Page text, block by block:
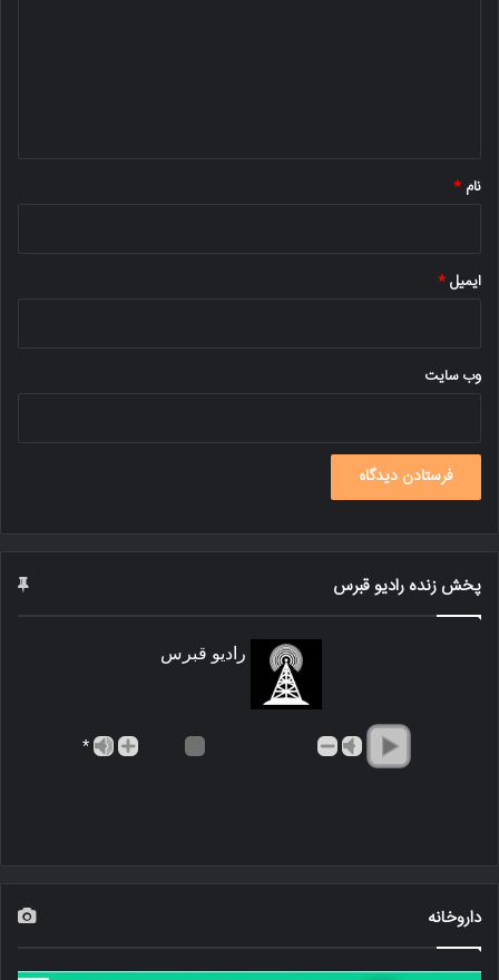
نام *
ایمیل*
وب‌ سایت
پخش زنده رادیو قبرس
رادیو قبرس
*
داروخانه